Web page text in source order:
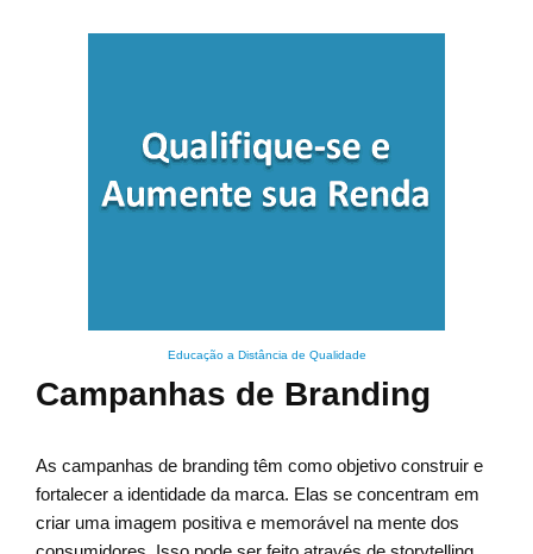
Educação a Distância de Qualidade
Campanhas de Branding
As campanhas de branding têm como objetivo construir e
fortalecer a identidade da marca. Elas se concentram em
criar uma imagem positiva e memorável na mente dos